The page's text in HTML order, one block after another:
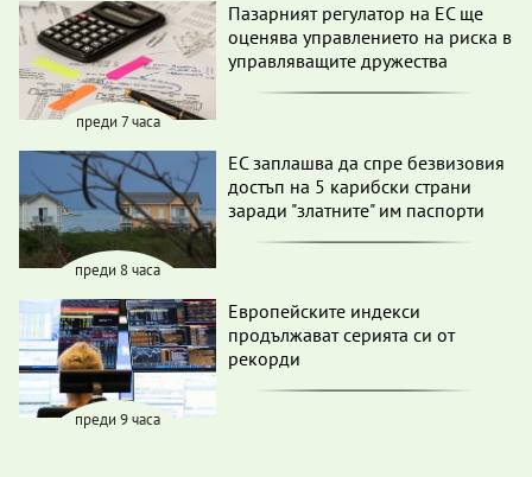
преди 7 часа
Пазарният регулатор на ЕС ще
оценява управлението на риска в
управляващите дружества
преди 8 часа
ЕС заплашва да спре безвизовия
достъп на 5 карибски страни
заради "златните" им паспорти
преди 9 часа
Европейските индекси
продължават серията си от
рекорди